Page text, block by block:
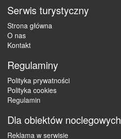
Serwis turystyczny
Strona główna
O nas
Kontakt
Regulaminy
Polityka prywatności
Polityka cookies
Regulamin
Dla obiektów noclegowych
Reklama w serwisie